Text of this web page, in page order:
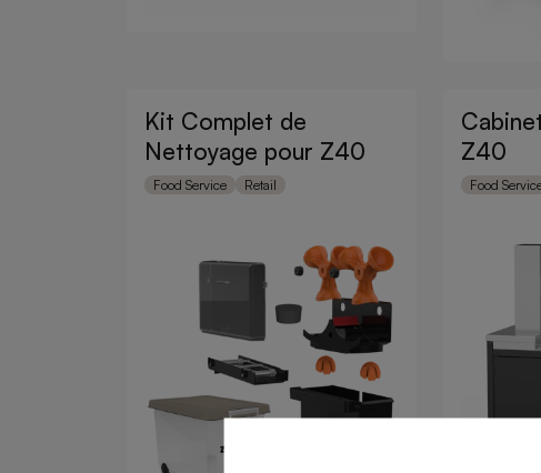
Kit Complet de
Nettoyage pour Z40
Food Service Retail
Z40
Food